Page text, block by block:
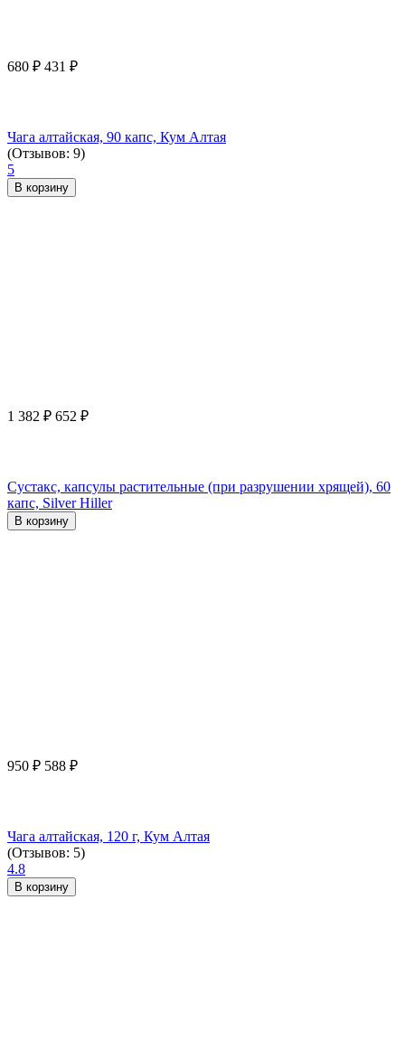
680 ₽ 431 ₽
Чага алтайская, 90 капс, Кум Алтая
(Отзывов: 9)
5
В корзину
1 382 ₽ 652 ₽
Сустакс, капсулы растительные (при разрушении хрящей), 60
капс, Silver Hiller
В корзину
950 ₽ 588 ₽
Чага алтайская, 120 г, Кум Алтая
(Отзывов: 5)
4.8
В корзину